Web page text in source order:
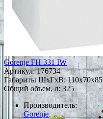
Gorenje FH 331 IW
Артикул:176734
Габариты ШxГxВ: 110x70x85
Общий объем, л: 325
Производитель:
Gorenje